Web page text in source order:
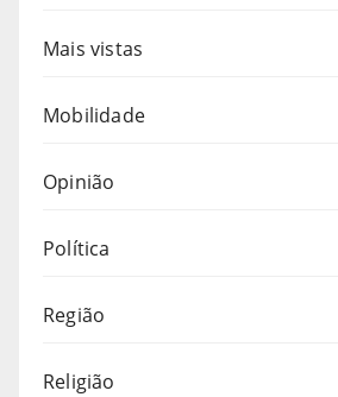
Mais vistas
Mobilidade
Opinião
Política
Região
Religião